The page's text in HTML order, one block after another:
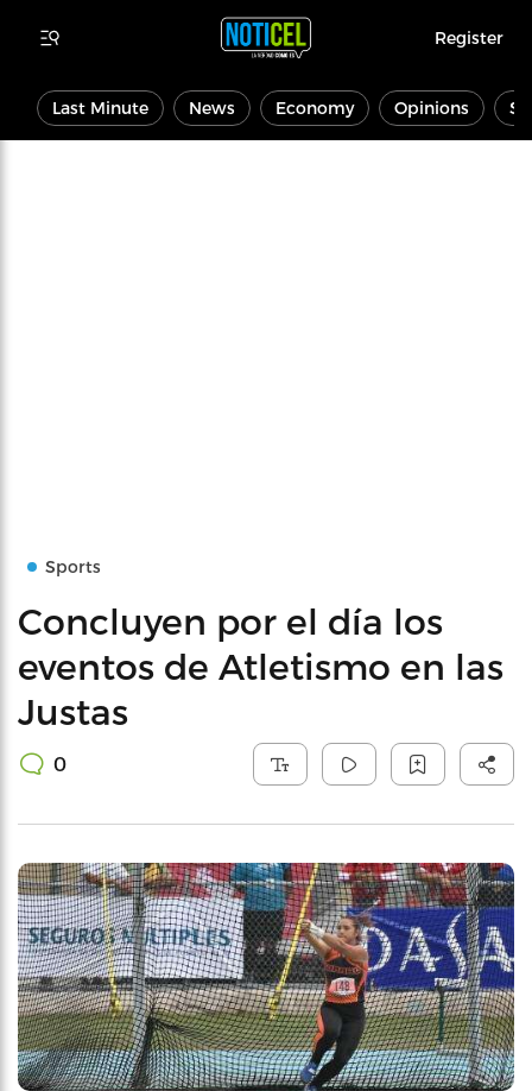
Register
Last Minute News Economy Opinions
Sports
Concluyen por el día los
eventos de Atletismo en las
Justas
0